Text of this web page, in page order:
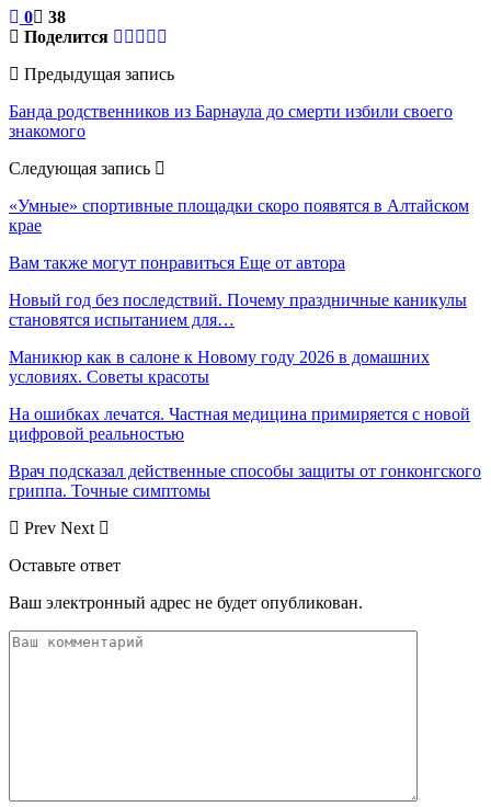
0
38
Поделится
Предыдущая запись
Банда родственников из Барнаула до смерти избили своего
знакомого
Следующая запись
«Умные» спортивные площадки скоро появятся в Алтайском
крае
Вам также могут понравиться Еще от автора
Новый год без последствий. Почему праздничные каникулы
становятся испытанием для…
Маникюр как в салоне к Новому году 2026 в домашних
условиях. Советы красоты
На ошибках лечатся. Частная медицина примиряется с новой
цифровой реальностью
Врач подсказал действенные способы защиты от гонконгского
гриппа. Точные симптомы
Prev Next
Оставьте ответ
Ваш электронный адрес не будет опубликован.